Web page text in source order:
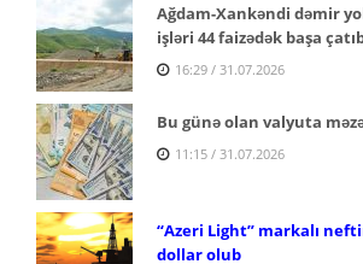
Ağdam-Xankəndi dəmir
işləri 44 faizədək başa
16:29 / 31.07.2026
Bu günə olan valyuta
11:15 / 31.07.2026
“Azeri Light” markalı
dollar olub